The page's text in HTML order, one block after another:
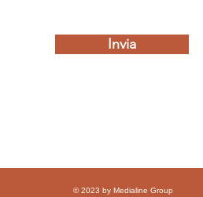
Invia
© 2023 by Medialine Group